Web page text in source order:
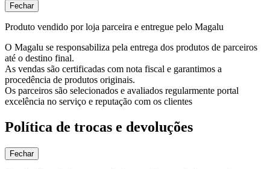
Fechar
Produto vendido por loja parceira e entregue pelo Magalu
O Magalu se responsabiliza pela entrega dos produtos de parceiros
até o destino final.
As vendas são certificadas com nota fiscal e garantimos a
procedência de produtos originais.
Os parceiros são selecionados e avaliados regularmente portal
excelência no serviço e reputação com os clientes
Política de trocas e devoluções
Fechar